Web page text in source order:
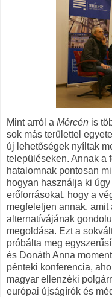
Mint arról a Mércén is
sok más területtel
új lehetőségek nyíltak
településeken. Annak a
hatalomnak pontosan
hogyan használja ki
erőforrásokat, hogy a
megfeleljen annak,
alternatívájának
megoldása. Ezt a
próbálta meg
és Donáth Anna
pénteki konferencia,
magyar ellenzéki
európai újságírók és